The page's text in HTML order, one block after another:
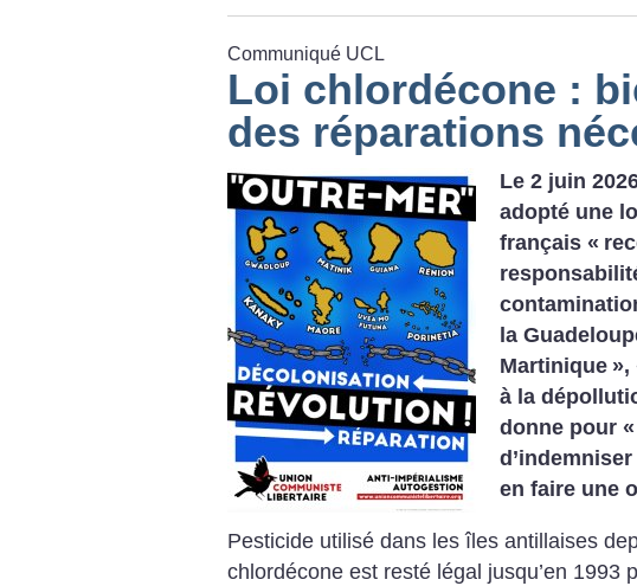
Communiqué UCL
Loi chlordécone :
des réparations
Le 2 juin
adopté une
français «
la
Martinique »,
à la
donne pour «
en faire une
Pesticide utilisé dans les îles antillaises
chlordécone est resté légal jusqu’en 1993